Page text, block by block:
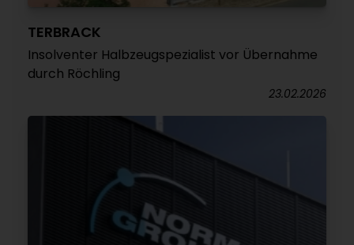
TERBRACK
Insolventer Halbzeugspezialist vor Übernahme
durch Röchling
23.02.2026